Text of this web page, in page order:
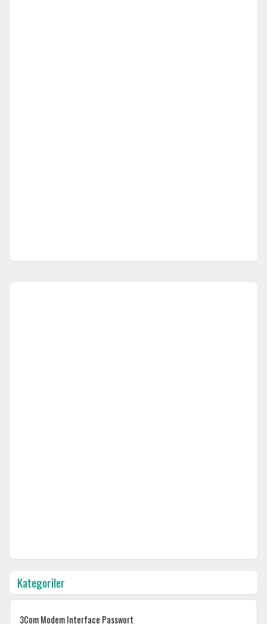
Kategoriler
3Com Modem Interface Passwort